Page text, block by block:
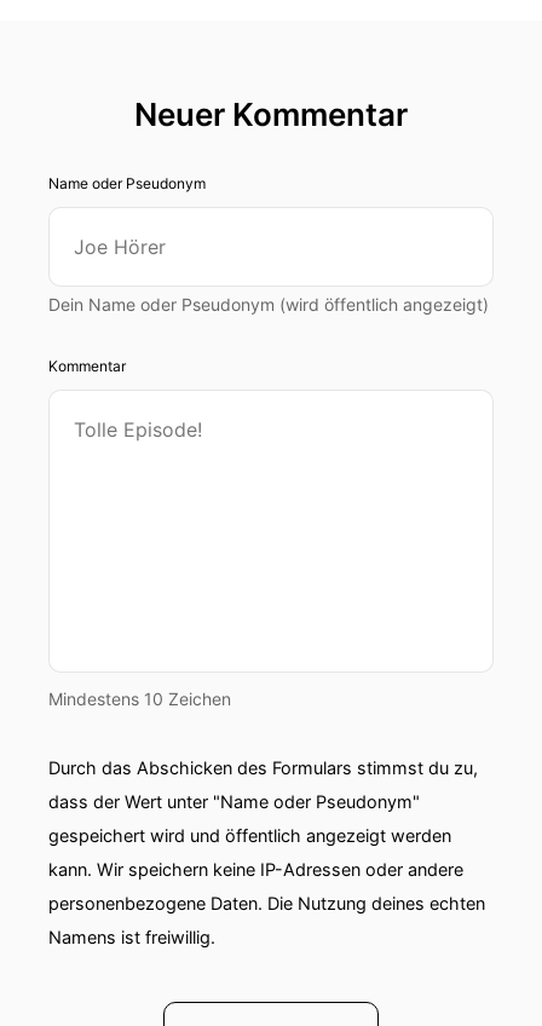
Neuer Kommentar
Name oder Pseudonym
Dein Name oder Pseudonym (wird öffentlich angezeigt)
Kommentar
Mindestens 10 Zeichen
Durch das Abschicken des Formulars stimmst du zu,
dass der Wert unter "Name oder Pseudonym"
gespeichert wird und öffentlich angezeigt werden
kann. Wir speichern keine IP-Adressen oder andere
personenbezogene Daten. Die Nutzung deines echten
Namens ist freiwillig.